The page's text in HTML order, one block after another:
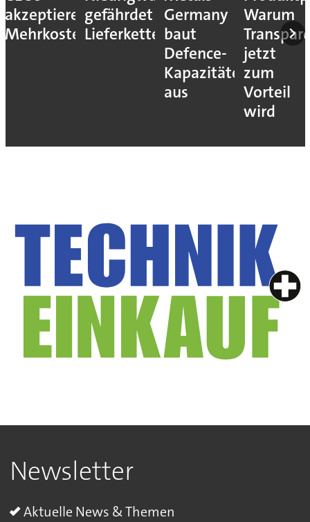
akzeptieren
Mehrkosten
gefährdet
Lieferketten
Germany
baut
Defence-
Kapazitäten
aus
Warum
jetzt
zum
Vorteil
wird
Newsletter
Aktuelle News & Themen